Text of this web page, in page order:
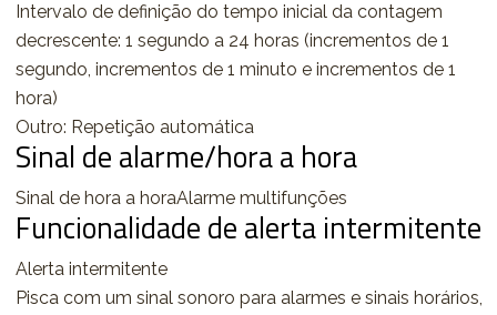
Intervalo de definição do tempo inicial da contagem
decrescente: 1 segundo a 24 horas (incrementos de 1
segundo, incrementos de 1 minuto e incrementos de 1
hora)
Outro: Repetição automática
Sinal de alarme/hora a hora
Sinal de hora a horaAlarme multifunções
Funcionalidade de alerta intermitente
Alerta intermitente
Pisca com um sinal sonoro para alarmes e sinais horários,